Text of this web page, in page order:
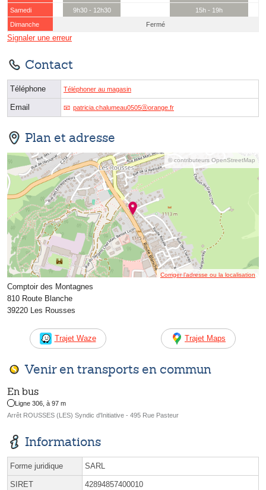
Samedi
9h30 - 12h30
15h - 19h
Dimanche
Fermé
Signaler une erreur
Contact
Téléphone Téléphoner au magasin
Email patricia.chalumeau0505ⓐorange.fr
Plan et adresse
© contributeurs OpenStreetMap
Corriger l’adresse ou la localisation
Comptoir des Montagnes
810 Route Blanche
39220 Les Rousses
Trajet Waze Trajet Maps
Venir en transports en commun
En bus
Ligne 306, à 97 m
Arrêt ROUSSES (LES) Syndic d'Initiative - 495 Rue Pasteur
Informations
Forme juridique SARL
SIRET 42894857400010